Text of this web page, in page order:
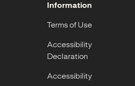
Information
Terms of Use
Accessibility
Declaration
Accessibility